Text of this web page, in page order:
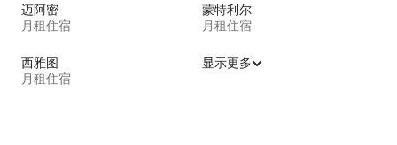
迈阿密
月租住宿
蒙特利尔
月租住宿
西雅图
月租住宿
显示更多